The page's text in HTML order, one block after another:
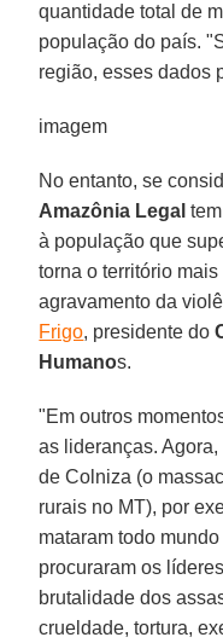
quantidade total de
população do país.
região, esses dados
imagem
No entanto, se
Amazônia Legal
à população que
torna o território
agravamento da
Frigo, presidente do
Humanos.
"Em outros
as lideranças.
de Colniza (o
rurais no MT), por
mataram todo
procuraram os
brutalidade dos
crueldade, tortura,